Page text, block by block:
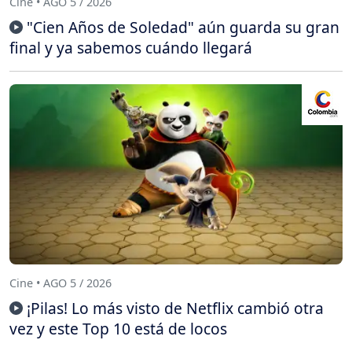
"Cien Años de Soledad" aún guarda su gran
final y ya sabemos cuándo llegará
Cine • AGO 5 / 2026
¡Pilas! Lo más visto de Netflix cambió otra
vez y este Top 10 está de locos